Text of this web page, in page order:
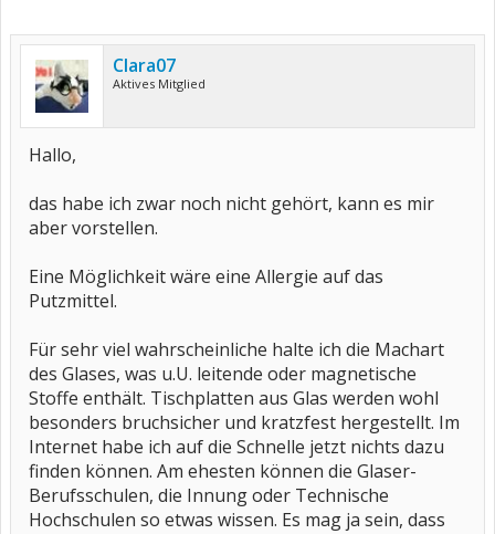
Clara07
Aktives Mitglied
Hallo,
das habe ich zwar noch nicht gehört, kann es mir
aber vorstellen.
Eine Möglichkeit wäre eine Allergie auf das
Putzmittel.
Für sehr viel wahrscheinliche halte ich die Machart
des Glases, was u.U. leitende oder magnetische
Stoffe enthält. Tischplatten aus Glas werden wohl
besonders bruchsicher und kratzfest hergestellt. Im
Internet habe ich auf die Schnelle jetzt nichts dazu
finden können. Am ehesten können die Glaser-
Berufsschulen, die Innung oder Technische
Hochschulen so etwas wissen. Es mag ja sein, dass